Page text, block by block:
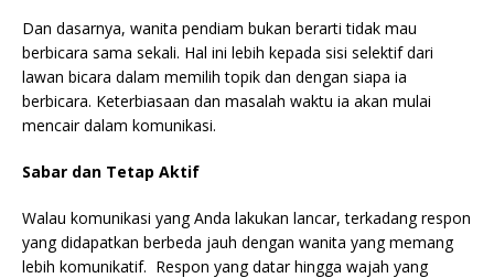
Dan dasarnya, wanita pendiam bukan berarti tidak mau
berbicara sama sekali. Hal ini lebih kepada sisi selektif dari
lawan bicara dalam memilih topik dan dengan siapa ia
berbicara. Keterbiasaan dan masalah waktu ia akan mulai
mencair dalam komunikasi.
Sabar dan Tetap Aktif
Walau komunikasi yang Anda lakukan lancar, terkadang respon
yang didapatkan berbeda jauh dengan wanita yang memang
lebih komunikatif. Respon yang datar hingga wajah yang